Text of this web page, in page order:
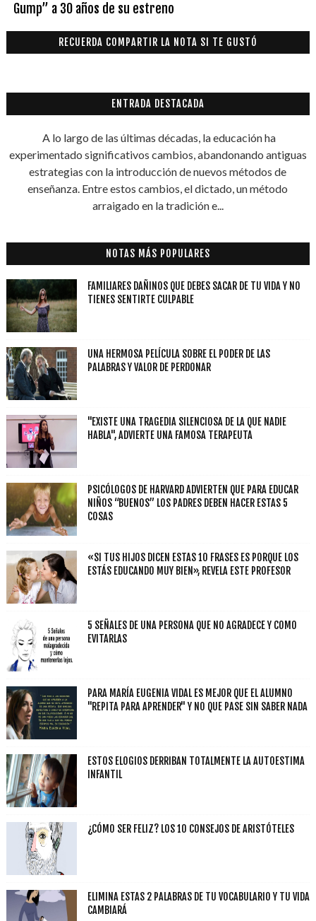
Gump” a 30 años de su estreno
RECUERDA COMPARTIR LA NOTA SI TE GUSTÓ
ENTRADA DESTACADA
A lo largo de las últimas décadas, la educación ha
experimentado significativos cambios, abandonando antiguas
estrategias con la introducción de nuevos métodos de
enseñanza. Entre estos cambios, el dictado, un método
arraigado en la tradición e...
NOTAS MÁS POPULARES
FAMILIARES DAÑINOS QUE DEBES SACAR DE TU VIDA Y NO
TIENES SENTIRTE CULPABLE
UNA HERMOSA PELÍCULA SOBRE EL PODER DE LAS
PALABRAS Y VALOR DE PERDONAR
"EXISTE UNA TRAGEDIA SILENCIOSA DE LA QUE NADIE
HABLA", ADVIERTE UNA FAMOSA TERAPEUTA
PSICÓLOGOS DE HARVARD ADVIERTEN QUE PARA EDUCAR
NIÑOS “BUENOS” LOS PADRES DEBEN HACER ESTAS 5
COSAS
«SI TUS HIJOS DICEN ESTAS 10 FRASES ES PORQUE LOS
ESTÁS EDUCANDO MUY BIEN», REVELA ESTE PROFESOR
5 SEÑALES DE UNA PERSONA QUE NO AGRADECE Y COMO
EVITARLAS
PARA MARÍA EUGENIA VIDAL ES MEJOR QUE EL ALUMNO
"REPITA PARA APRENDER" Y NO QUE PASE SIN SABER NADA
ESTOS ELOGIOS DERRIBAN TOTALMENTE LA AUTOESTIMA
INFANTIL
¿CÓMO SER FELIZ? LOS 10 CONSEJOS DE ARISTÓTELES
ELIMINA ESTAS 2 PALABRAS DE TU VOCABULARIO Y TU VIDA
CAMBIARÁ